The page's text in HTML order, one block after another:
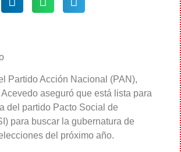
Partido Acción Nacional (PAN),
aseguró que está lista para
del partido Pacto Social de
para buscar la gubernatura de
del próximo año.